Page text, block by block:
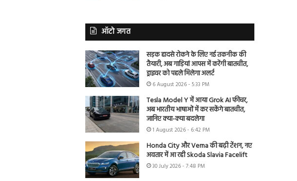
ऑटो जगत
सड़क हादसे रोकने के लिए नई तकनीक की
तैयारी, अब गाड़ियां आपस में करेंगी बातचीत,
ड्राइवर को पहले मिलेगा अलर्ट
6 August 2026 - 5:33 PM
Tesla Model Y में आया Grok AI फीचर,
अब भारतीय भाषाओं में कर सकेंगे बातचीत,
जानिए क्या-क्या बदलेगा
1 August 2026 - 6:42 PM
Honda City और Verna की बढ़ी टेंशन, नए
अवतार में आ रही Skoda Slavia Facelift
30 July 2026 - 7:48 PM